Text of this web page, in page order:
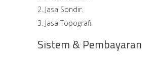
Jasa Sondir.
Jasa Topografi.
Sistem & Pembayaran